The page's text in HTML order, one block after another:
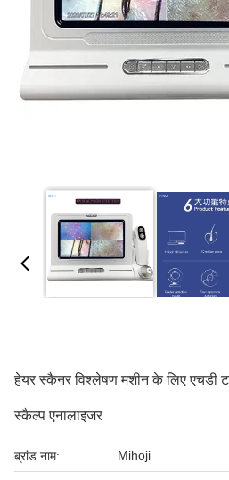
हेयर स्कैनर विश्लेषण मशीन के लिए एचडी
स्कैल्प एनालाइजर
ब्रांड नाम: Mihoji